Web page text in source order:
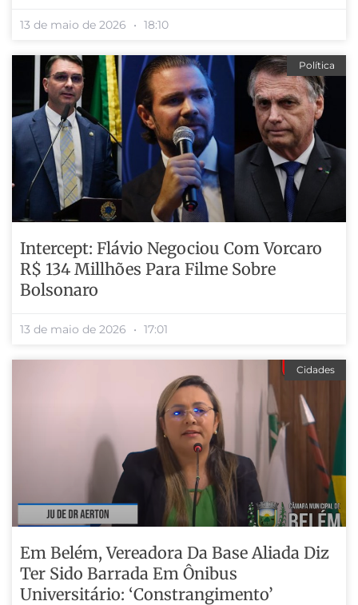
13 de maio de 2026 18:10
Política
Intercept: Flávio Negociou Com Vorcaro
R$ 134 Millhões Para Filme Sobre
Bolsonaro
13 de maio de 2026 17:01
Cidades
Em Belém, Vereadora Da Base Aliada Diz
Ter Sido Barrada Em Ônibus
Universitário: ‘Constrangimento’